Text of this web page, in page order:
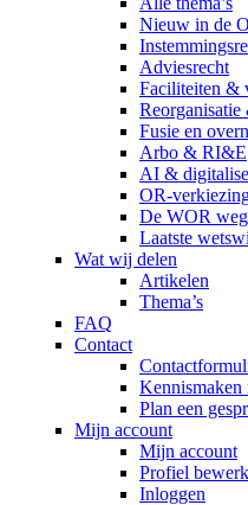
Nieuw in de
Adviesrecht
Faciliteiten &
Reorganisatie
Fusie en
Arbo & RI&E
AI &
OR-
De WOR
Laatste
Wat wij delen
Artikelen
Thema’s
FAQ
Contact
Kennismaken
Plan een
Mijn account
Mijn account
Profiel
Inloggen